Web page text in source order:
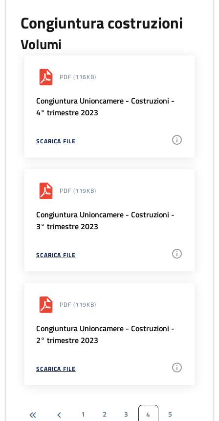
Congiuntura costruzioni
Volumi
PDF (116KB)
Congiuntura Unioncamere - Costruzioni -
4° trimestre 2023
SCARICA FILE
PDF (119KB)
Congiuntura Unioncamere - Costruzioni -
3° trimestre 2023
SCARICA FILE
PDF (119KB)
Congiuntura Unioncamere - Costruzioni -
2° trimestre 2023
SCARICA FILE
1 2 3 4
5